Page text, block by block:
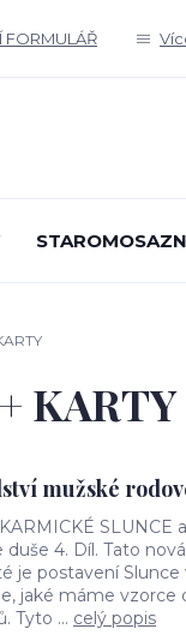
FORMULÁŘ
KARTY
mužské
duše 4. Díl. Tato
je postavení
jaké máme vzorce
Tyto ... celý popis